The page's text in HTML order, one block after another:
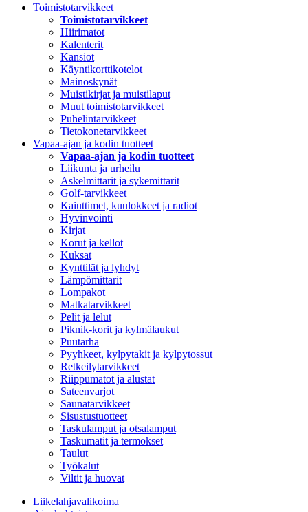
Toimistotarvikkeet
Toimistotarvikkeet
Hiirimatot
Kalenterit
Kansiot
Käyntikorttikotelot
Mainoskynät
Muistikirjat ja muistilaput
Muut toimistotarvikkeet
Puhelintarvikkeet
Tietokonetarvikkeet
Vapaa-ajan ja kodin tuotteet
Vapaa-ajan ja kodin tuotteet
Liikunta ja urheilu
Askelmittarit ja sykemittarit
Golf-tarvikkeet
Kaiuttimet, kuulokkeet ja radiot
Hyvinvointi
Kirjat
Korut ja kellot
Kuksat
Kynttilät ja lyhdyt
Lämpömittarit
Lompakot
Matkatarvikkeet
Pelit ja lelut
Piknik-korit ja kylmälaukut
Puutarha
Pyyhkeet, kylpytakit ja kylpytossut
Retkeilytarvikkeet
Riippumatot ja alustat
Sateenvarjot
Saunatarvikkeet
Sisustustuotteet
Taskulamput ja otsalamput
Taskumatit ja termokset
Taulut
Työkalut
Viltit ja huovat
Liikelahjavalikoima